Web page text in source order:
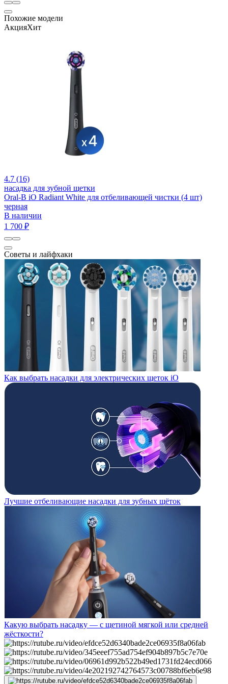
Похожие модели
АкцияХит
4.7 (16)
насадка для зубной щетки
Oral-B iO Radiant White для отбеливающей чистки (4 шт)
черная
В наличии
1 700 ₽
Советы и лайфхаки
Как выбрать насадки для электрических щеток iO
Лучшие отбеливающие насадки для зубных щёток
Какую выбрать насадку — с щетиной мягкой или средней
жёсткости?